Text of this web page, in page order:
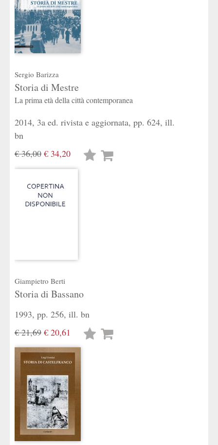
Sergio Barizza
Storia di Mestre
La prima età della città contemporanea
2014, 3a ed. rivista e aggiornata, pp. 624, ill.
bn
€ 36,00 € 34,20
Lista
Giampietro Berti
Storia di Bassano
1993, pp. 256, ill. bn
€ 21,69 € 20,61
Lista